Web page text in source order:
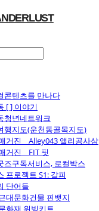
콘텐츠를 만나다
[ ] 이야기
청년네트워크
행지도(운천동골목지도)
거진 _ Alley043 앨리공사삼
거진 _ FIT 핏
즈구독서비스, 로컬박스
프로젝트 S1: 갈피
단어들
대문화건물 핀뱃지
화재 위빙키트